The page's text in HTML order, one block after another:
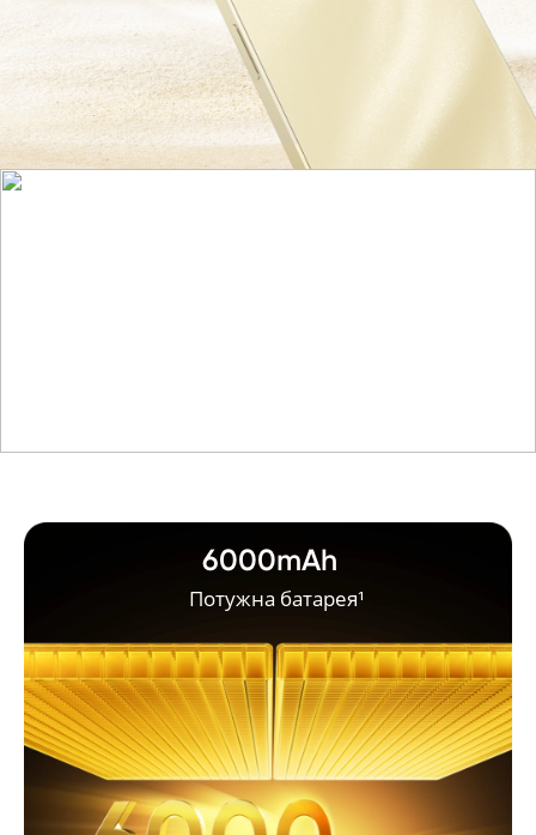
Потужна батарея¹
6000mAh